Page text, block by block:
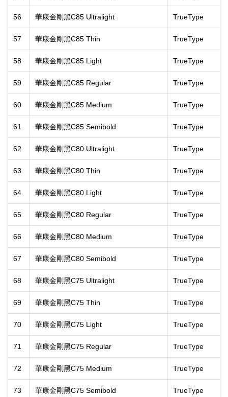
56 華康金剛黑C85 Ultralight TrueType
57 華康金剛黑C85 Thin TrueType
58 華康金剛黑C85 Light TrueType
59 華康金剛黑C85 Regular TrueType
60 華康金剛黑C85 Medium TrueType
61 華康金剛黑C85 Semibold TrueType
62 華康金剛黑C80 Ultralight TrueType
63 華康金剛黑C80 Thin TrueType
64 華康金剛黑C80 Light TrueType
65 華康金剛黑C80 Regular TrueType
66 華康金剛黑C80 Medium TrueType
67 華康金剛黑C80 Semibold TrueType
68 華康金剛黑C75 Ultralight TrueType
69 華康金剛黑C75 Thin TrueType
70 華康金剛黑C75 Light TrueType
71 華康金剛黑C75 Regular TrueType
72 華康金剛黑C75 Medium TrueType
73 華康金剛黑C75 Semibold TrueType